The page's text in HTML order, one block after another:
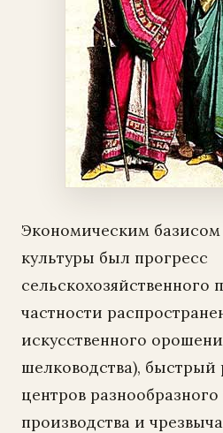
Экономическим базисом
культуры был прогресс
сельскохозяйственного
частности
искусственного
шелководства), быстрый
центров
производства и